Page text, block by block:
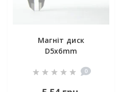
Магніт диск
D5x6mm
0